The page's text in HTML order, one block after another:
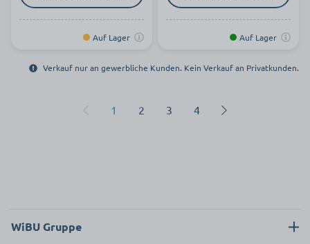
Auf Lager Auf Lager
Verkauf nur an gewerbliche Kunden. Kein Verkauf an Privatkunden.
1 2 3 4
WiBU Gruppe